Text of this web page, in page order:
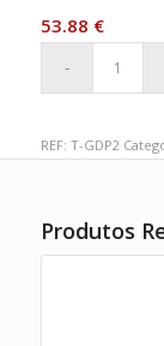
53.88 €
REF: T-GDP2
Produtos